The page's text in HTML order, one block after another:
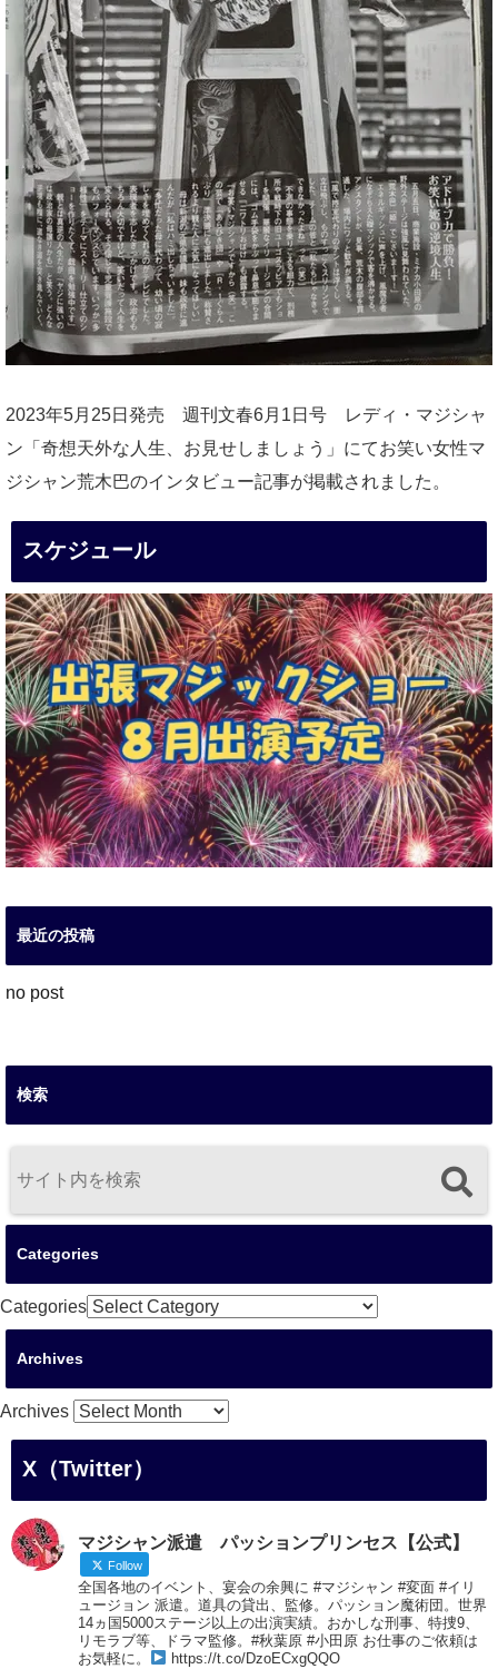
2023年5月25日発売 週刊文春6月1日号 レディ・マジシャ
ン「奇想天外な人生、お見せしましょう」にてお笑い女性マ
ジシャン荒木巴のインタビュー記事が掲載されました。
スケジュール
最近の投稿
no post
検索
Categories
Categories
Archives
Archives
X（Twitter）
マジシャン派遣 パッションプリンセス【公式】
Follow
全国各地のイベント、宴会の余興に #マジシャン #変面 #イリ
ュージョン 派遣。道具の貸出、監修。パッション魔術団。世界
14ヵ国5000ステージ以上の出演実績。おかしな刑事、特捜9、
リモラブ等、ドラマ監修。#秋葉原 #小田原 お仕事のご依頼は
お気軽に。
https://t.co/DzoECxgQQO